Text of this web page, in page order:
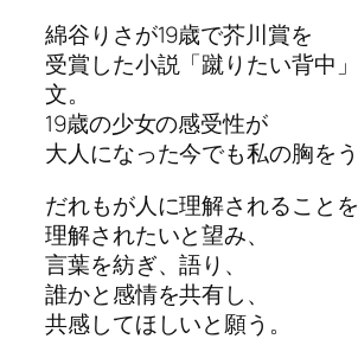
綿谷りさが19歳で芥川賞を
受賞した小説「蹴りたい背中
文。
19歳の少女の感受性が
大人になった今でも私の胸をう
だれもが人に理解されることを
理解されたいと望み、
言葉を紡ぎ、語り、
誰かと感情を共有し、
共感してほしいと願う。